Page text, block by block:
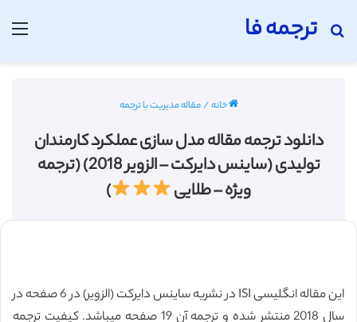
ترجمه فا
جستجو برای
خانه/مقاله مدیریت با ترجمه
دانلود ترجمه مقاله مدل سازی عملکرد کارمندان
تولیدی (ساینس دایرکت – الزویر 2018) (ترجمه
ویژه – طلایی
)
این مقاله انگلیسی ISI در نشریه ساینس دایرکت (الزویر) در 6 صفحه در
سال 2018 منتشر شده و ترجمه آن 19 صفحه میباشد. کیفیت ترجمه